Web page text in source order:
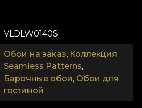
на основе Vlies. Это
очень прочный и
три разных
могли выбрать, какое
в дом. Текстура Smooth —
приятная на ощупь. Canvas
VLDLW0140S
Обои на заказ, Коллекция
Seamless Patterns,
Барочные обои, Обои для
гостиной